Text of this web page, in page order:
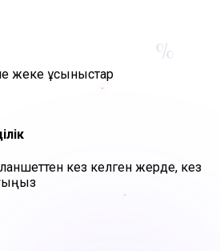
%
жеке ұсыныстар
кез келген жерде, кез